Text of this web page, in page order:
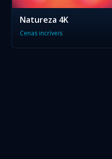
Natureza 4K
Cenas incríveis